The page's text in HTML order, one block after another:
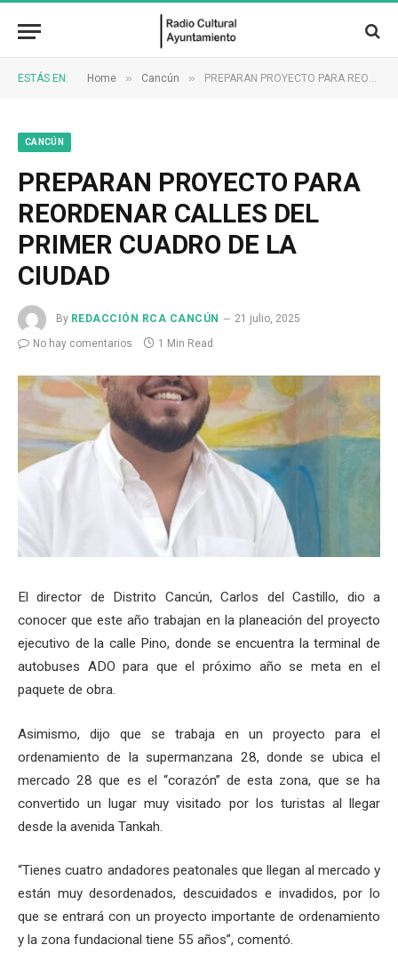
ESTÁS EN: Home » Cancún » PREPARAN PROYECTO PARA REORDENAR CALLES DEL PRIMER CUADRO DE LA CIUDAD
CANCÚN
PREPARAN PROYECTO PARA
REORDENAR CALLES DEL
PRIMER CUADRO DE LA
CIUDAD
By REDACCIÓN RCA CANCÚN
21 julio, 2025
No hay comentarios
1 Min Read
El director de Distrito Cancún, Carlos del Castillo, dio a
conocer que este año trabajan en la planeación del proyecto
ejecutivo de la calle Pino, donde se encuentra la terminal de
autobuses ADO para que el próximo año se meta en el
paquete de obra.
Asimismo, dijo que se trabaja en un proyecto para el
ordenamiento de la supermanzana 28, donde se ubica el
mercado 28 que es el “corazón” de esta zona, que se ha
convertido un lugar muy visitado por los turistas al llegar
desde la avenida Tankah.
“Tienes cuatro andadores peatonales que llegan al mercado y
están muy desordenados, descuidados e invadidos, por lo
que se entrará con un proyecto importante de ordenamiento
y la zona fundacional tiene 55 años”, comentó.